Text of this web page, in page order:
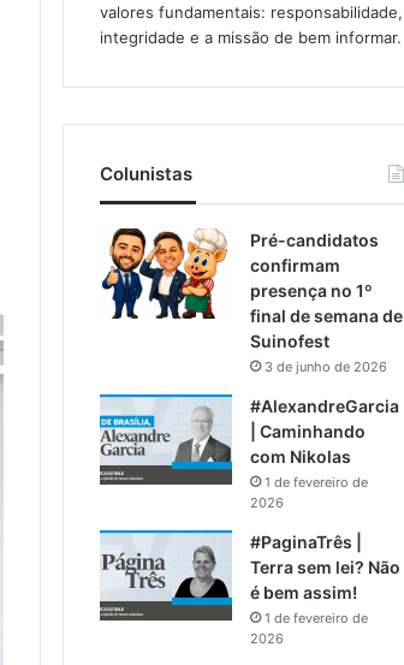
valores fundamentais: responsabilidade,
integridade e a missão de bem informar.​
Colunistas
Pré-candidatos
confirmam
presença no 1º
final de semana de
Suinofest
3 de junho de 2026
#AlexandreGarcia
| Caminhando
com Nikolas
1 de fevereiro de
2026
#PaginaTrês |
Terra sem lei? Não
é bem assim!
1 de fevereiro de
2026